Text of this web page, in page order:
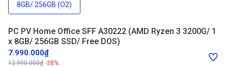
8GB/ 256GB (O2)
PC PV Home Office SFF A30222 (AMD Ryzen 3 3200G/ 1
x 8GB/ 256GB SSD/ Free DOS)
7.990.000₫
12.990.000₫ -38%